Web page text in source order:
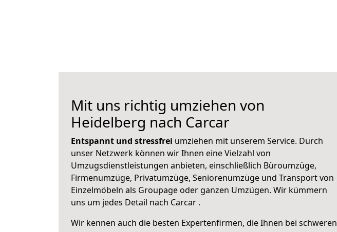
Mit uns richtig umziehen von
Heidelberg nach Carcar
Entspannt und stressfrei umziehen mit unserem Service. Durch
unser Netzwerk können wir Ihnen eine Vielzahl von
Umzugsdienstleistungen anbieten, einschließlich Büroumzüge,
Firmenumzüge, Privatumzüge, Seniorenumzüge und Transport von
Einzelmöbeln als Groupage oder ganzen Umzügen. Wir kümmern
uns um jedes Detail nach Carcar .
Wir kennen auch die besten Expertenfirmen, die Ihnen bei schweren